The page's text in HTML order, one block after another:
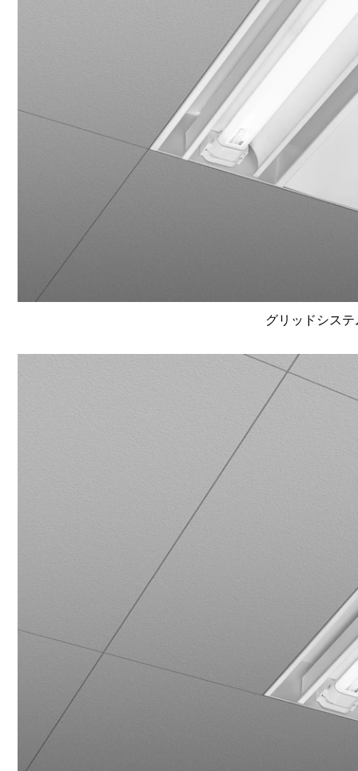
グリッドシス